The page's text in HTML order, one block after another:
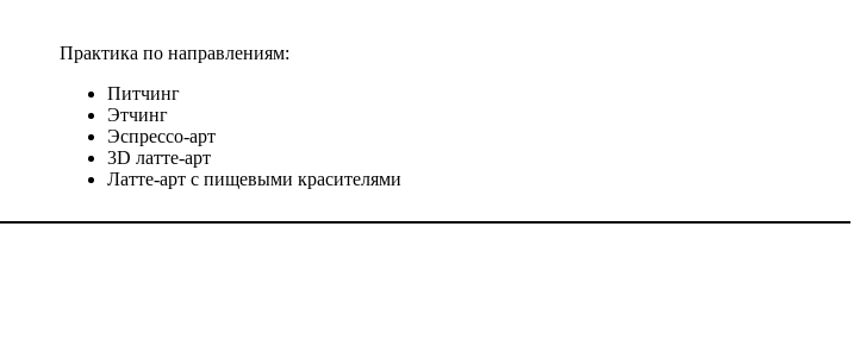
Практика по направлениям:
Питчинг
Этчинг
Эспрессо-арт
3D латте-арт
Латте-арт с пищевыми красителями